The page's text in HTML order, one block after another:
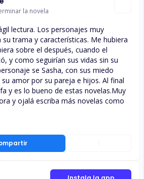
la novela
lectura. Los personajes muy
trama y características. Me hubiera
sobre el después, cuando el
y como seguirían sus vidas sin su
se Sasha, con sus miedo
amor por su pareja e hijos. Al final
y es lo bueno de estas novelas.Muy
y ojalá escriba más novelas como